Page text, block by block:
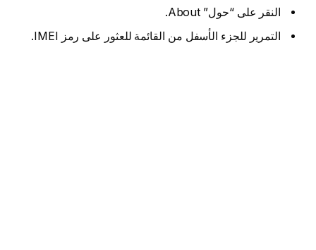
النقر على “حول” About.
التمرير للجزء الأسفل من القائمة للعثور على رمز IMEI.